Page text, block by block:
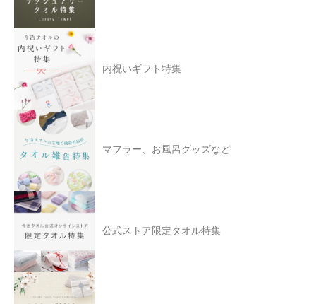
内祝いギフト特集
マフラー、お風呂グッズなど
公式ストア限定タオル特集